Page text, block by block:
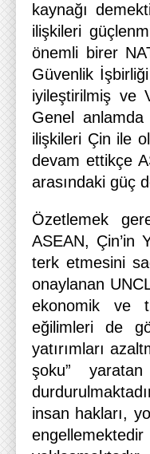
kaynağı
ilişkileri
önemli birer
Güvenlik
iyileştirilmiş ve
Genel
ilişkileri Çin ile
devam ettikçe
arasındaki güç
Özetlemek
ASEAN, Çin’in
terk etmesini
onaylanan
ekonomik ve
eğilimleri de
yatırımları
şoku”
insan hakları,